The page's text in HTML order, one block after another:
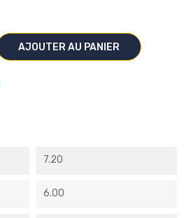
AJOUTER AU PANIER
7.20
6.00